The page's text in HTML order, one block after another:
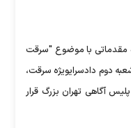
مقدماتی با موضوع "سرقت
دوم دادسرایویژه سرقت،
آگاهی تهران بزرگ قرار